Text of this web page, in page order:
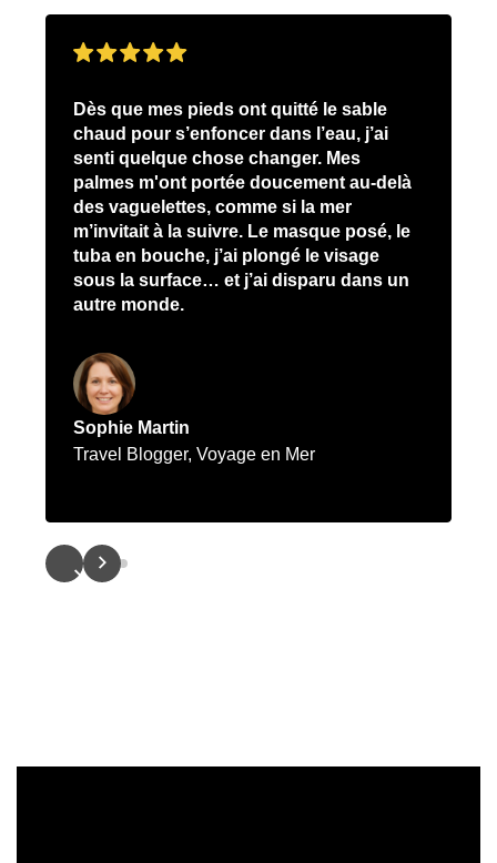
Dès que mes pieds ont quitté le sable
chaud pour s’enfoncer dans l’eau, j’ai
senti quelque chose changer. Mes
palmes m'ont portée doucement au-delà
des vaguelettes, comme si la mer
m’invitait à la suivre. Le masque posé, le
tuba en bouche, j’ai plongé le visage
sous la surface… et j’ai disparu dans un
autre monde.
Sophie Martin
Travel Blogger, Voyage en Mer